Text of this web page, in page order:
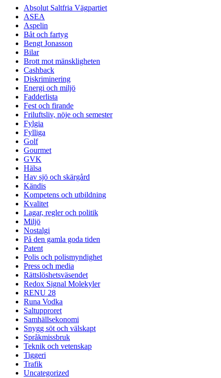
Absolut Saltfria Vägpartiet
ASEA
Aspelin
Båt och fartyg
Bengt Jonasson
Bilar
Brott mot mänskligheten
Cashback
Diskriminering
Energi och miljö
Fadderlista
Fest och firande
Friluftsliv, nöje och semester
Fylgia
Fylliga
Golf
Gourmet
GVK
Hälsa
Hav sjö och skärgård
Kändis
Kompetens och utbildning
Kvalitet
Lagar, regler och politik
Miljö
Nostalgi
På den gamla goda tiden
Patent
Polis och polismyndighet
Press och media
Rättslöshetsväsendet
Redox Signal Molekyler
RENU 28
Runa Vodka
Saltupproret
Samhällsekonomi
Snygg söt och välskapt
Språkmissbruk
Teknik och vetenskap
Tiggeri
Trafik
Uncategorized